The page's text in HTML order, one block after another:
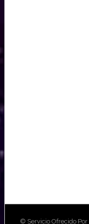
© Servicio Ofrecido Por